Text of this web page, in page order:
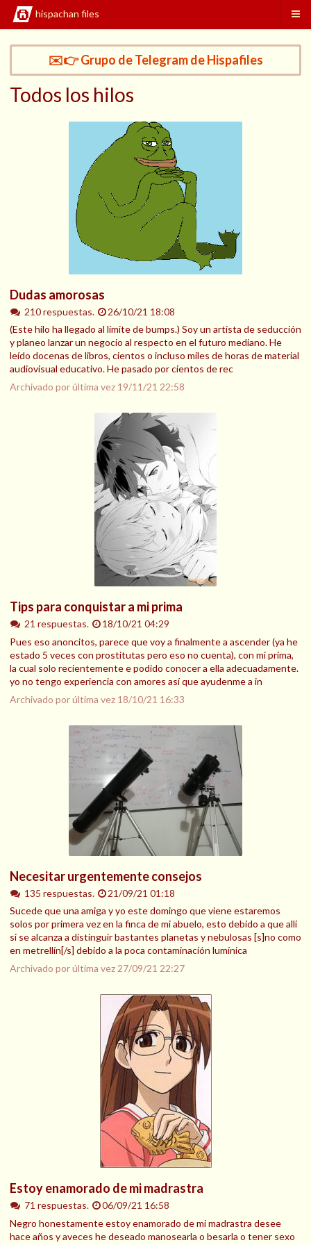
hispachan files
✉️👉 Grupo de Telegram de Hispafiles
Todos los hilos
Dudas amorosas
210 respuestas.
26/10/21 18:08
(Este hilo ha llegado al límite de bumps.) Soy un artista de seducción
y planeo lanzar un negocio al respecto en el futuro mediano. He
leído docenas de libros, cientos o incluso miles de horas de material
audiovisual educativo. He pasado por cientos de rec
Archivado por última vez 19/11/21 22:58
Tips para conquistar a mi prima
21 respuestas.
18/10/21 04:29
Pues eso anoncitos, parece que voy a finalmente a ascender (ya he
estado 5 veces con prostitutas pero eso no cuenta), con mi prima,
la cual solo recientemente e podido conocer a ella adecuadamente.
yo no tengo experiencia con amores así que ayudenme a in
Archivado por última vez 18/10/21 16:33
Necesitar urgentemente consejos
135 respuestas.
21/09/21 01:18
Sucede que una amiga y yo este domingo que viene estaremos
solos por primera vez en la finca de mi abuelo, esto debido a que allí
si se alcanza a distinguir bastantes planetas y nebulosas [s]no como
en metrellín[/s] debido a la poca contaminación lumínica
Archivado por última vez 27/09/21 22:27
Estoy enamorado de mi madrastra
71 respuestas.
06/09/21 16:58
Negro honestamente estoy enamorado de mi madrastra desee
hace años y aveces he deseado manosearla o besarla o tener sexo